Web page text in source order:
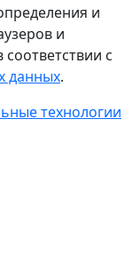
и
и
с
данных.
технологии